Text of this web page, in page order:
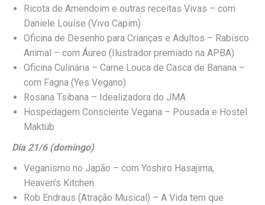
Ricota de Amendoim e outras receitas Vivas – com
Daniele Louíse (Vivo Capim)
Oficina de Desenho para Crianças e Adultos – Rabisco
Animal – com Áureo (Ilustrador premiado na APBA)
Oficina Culinária – Carne Louca de Casca de Banana –
com Fagna (Yes Vegano)
Rosana Tsibana – Idealizadora do JMA
Hospedagem Consciente Vegana – Pousada e Hostel
Maktüb
Dia 21/6 (domingo)
Veganismo no Japão – com Yoshiro Hasajima,
Heaven’s Kitchen
Rob Endraus (Atração Musical) – A Vida tem que